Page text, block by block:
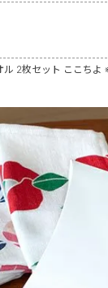
2枚セット ここち